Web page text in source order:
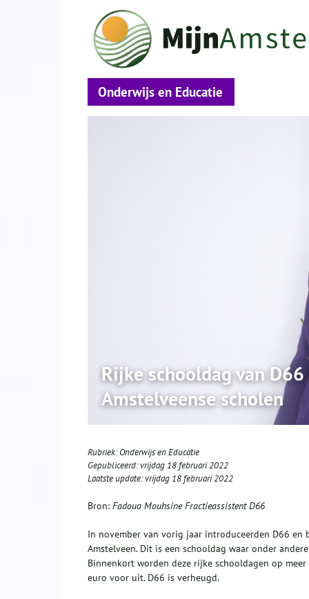
Onderwijs en Educatie
Rijke schooldag van
Amstelveense scholen
Rubriek:Onderwijs en Educatie
Gepubliceerd:vrijdag 18 februari 2022
Laatste update:vrijdag 18 februari 2022
Bron: Fadoua Mouhsine Fractieassistent D66
In november van vorig jaar introduceerden D66 en
Amstelveen. Dit is een schooldag waar onder
Binnenkort worden deze rijke schooldagen op
euro voor uit. D66 is verheugd.